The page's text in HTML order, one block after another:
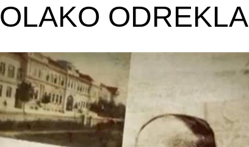
OLAKO ODREKLA